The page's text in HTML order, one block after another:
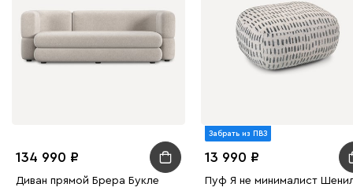
134 990
Диван прямой Брера Букле
Забрать из ПВЗ
13 990
Пуф Я не минималист